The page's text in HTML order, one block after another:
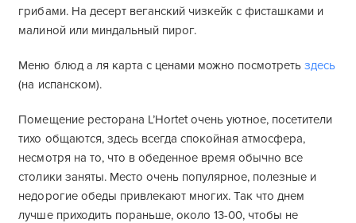
грибами. На десерт веганский чизкейк с фисташками и
малиной или миндальный пирог.
Меню блюд а ля карта с ценами можно посмотретьздесь
(на испанском).
Помещение ресторана L’Hortet очень уютное, посетители
тихо общаются, здесь всегда спокойная атмосфера,
несмотря на то, что в обеденное время обычно все
столики заняты. Место очень популярное, полезные и
недорогие обеды привлекают многих. Так что днем
лучше приходить пораньше, около 13-00, чтобы не